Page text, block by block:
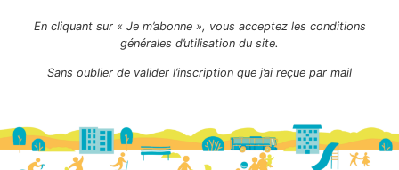
En cliquant sur « Je m’abonne », vous acceptez les conditions
générales d’utilisation du site.
Sans oublier de valider l’inscription que j’ai reçue par mail